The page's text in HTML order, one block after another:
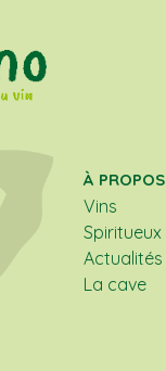
À PROPOS
Vins
Spiritueux
Actualités
La cave